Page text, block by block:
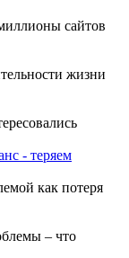
сайтов
жизни
- теряем
как потеря
– что